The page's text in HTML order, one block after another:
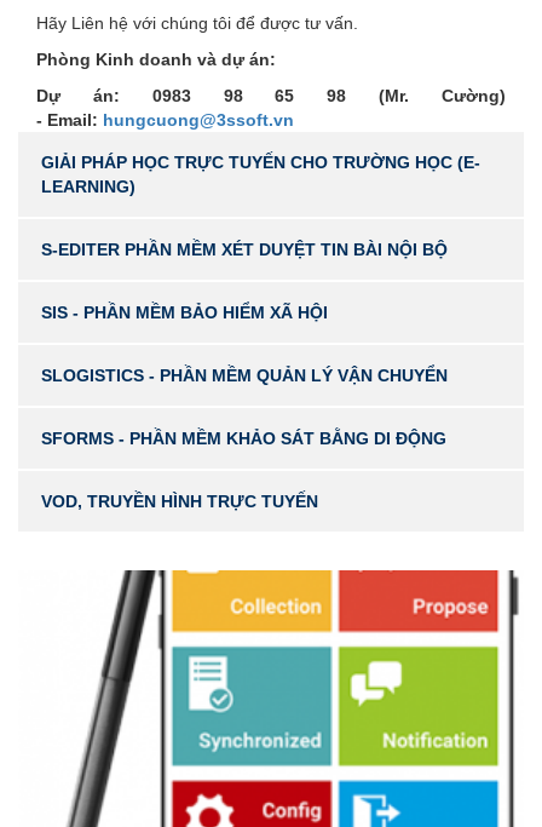
Hãy Liên hệ với chúng tôi để được tư vấn.
Phòng Kinh doanh và dự án:
Dự án: 0983 98 65 98 (Mr. Cường)
- Email: hungcuong@3ssoft.vn
GIẢI PHÁP HỌC TRỰC TUYẾN CHO TRƯỜNG HỌC (E-
LEARNING)
S-EDITER PHẦN MỀM XÉT DUYỆT TIN BÀI NỘI BỘ
SIS - PHẦN MỀM BẢO HIỂM XÃ HỘI
SLOGISTICS - PHẦN MỀM QUẢN LÝ VẬN CHUYỂN
SFORMS - PHẦN MỀM KHẢO SÁT BẰNG DI ĐỘNG
VOD, TRUYỀN HÌNH TRỰC TUYẾN